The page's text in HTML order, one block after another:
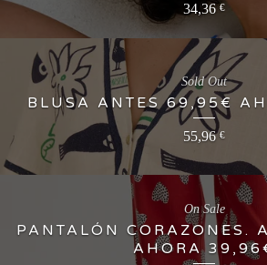
34,36€
BLUSA ANTES 69,95€
55,96€
Sold Out
PANTALÓN CORAZONES.
AHORA
On Sale